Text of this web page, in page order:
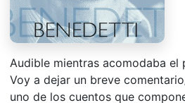
Audible mientras acomodaba el
Voy a dejar un breve
uno de los cuentos que